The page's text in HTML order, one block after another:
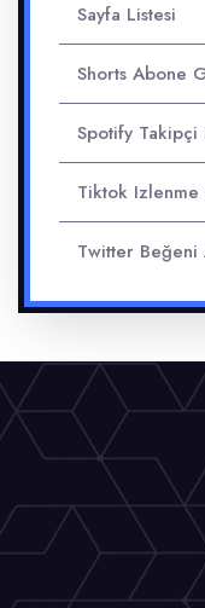
Sayfa Listesi
Shorts Abone
Spotify
Tiktok
Twitter Beğeni